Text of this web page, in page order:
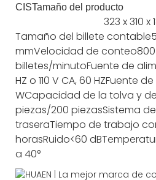
CISTamaño del producto
323 x 310 x
Tamaño del billete contable
mmVelocidad de conteo800
billetes/minutoFuente de
HZ o 110 V CA, 60 HZFuente
WCapacidad de la tolva y
piezas/200 piezasSistema
traseraTiempo de trabajo
horasRuido<60 dB
a 40°